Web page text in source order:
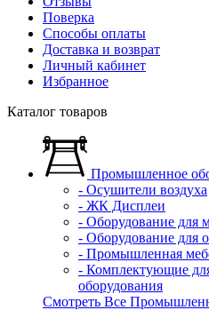
Поверка
Способы оплаты
Доставка и возврат
Личный кабинет
Избранное
Каталог товаров
Промышленное
- Осушители воздуха
- ЖК Дисплеи
- Оборудование для
- Оборудование для
- Промышленная
- Комплектующие
оборудования
Смотреть Все